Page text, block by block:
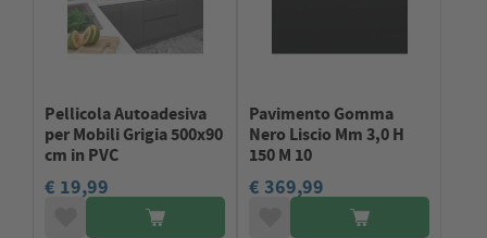
Pellicola Autoadesiva
per Mobili Grigia 500x90
cm in PVC
€ 19,99
Pavimento Gomma
Nero Liscio Mm 3,0 H
150 M 10
€ 369,99